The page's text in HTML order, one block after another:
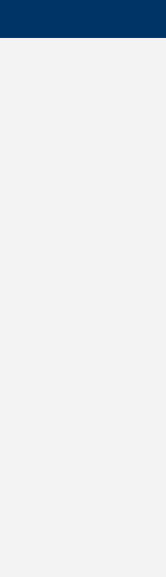
Holzuntergründe
dichte Fläche zu
50 mm am Stoß